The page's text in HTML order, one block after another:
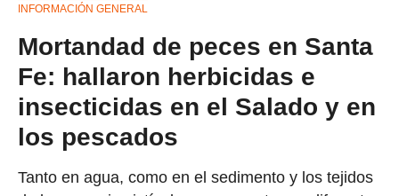
INFORMACIÓN GENERAL
Mortandad de peces en Santa
Fe: hallaron herbicidas e
insecticidas en el Salado y en
los pescados
Tanto en agua, como en el sedimento y los tejidos